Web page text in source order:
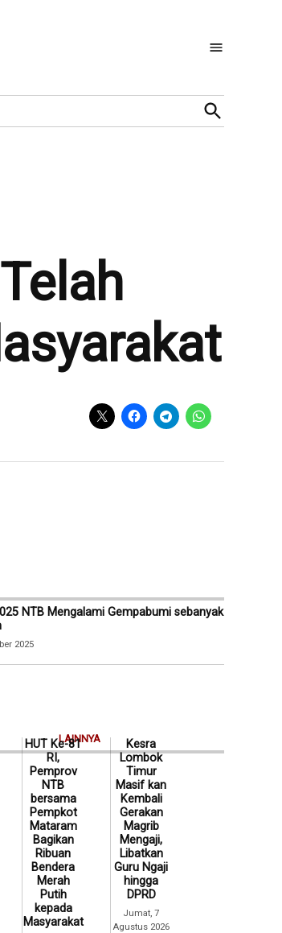
Open
Search
NTB Mengalami Gempabumi sebanyak
2025
LAINNYA
HUT Ke-81
RI,
Pemprov
NTB
bersama
Pempkot
Mataram
Bagikan
Ribuan
Bendera
Merah
Putih
kepada
Masyarakat
Kesra
Lombok
Timur
Masif kan
Kembali
Gerakan
Magrib
Mengaji,
Libatkan
Guru Ngaji
hingga
DPRD
Jumat, 7
Agustus 2026